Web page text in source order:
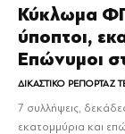
Κύκλωμα
ύποπτοι,
Επώνυμοι
ΔΙΚΑΣΤΙΚΟ ΡΕΠΟΡΤΑΖ
7 συλλήψεις,
εκατομμύρια και